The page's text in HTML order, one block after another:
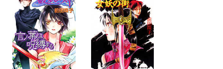
あらすじを表示する
破妖の剣６ 鬱金の暁闇20
550円 (税込)